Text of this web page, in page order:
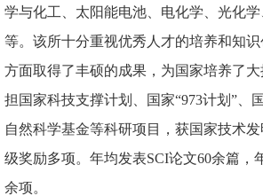
学与化工、太阳能电池、电化学、光化
等。该所十分重视优秀人才的培养和知
方面取得了丰硕的成果，为国家培养了
担国家科技支撑计划、国家“973计划”、
自然科学基金等科研项目，获国家技术
级奖励多项。年均发表SCI论文60余篇，
余项。